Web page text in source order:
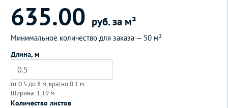
635.00 руб. за м²
Минимальное количество для заказа — 50 м²
Длина, м
от 0.5 до 8 м, кратно 0.1 м
Ширина: 1,19 м
Количество листов